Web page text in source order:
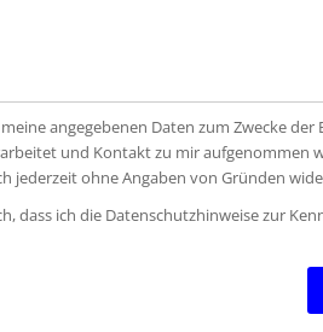
angegebenen Daten zum Zwecke der
und Kontakt zu mir aufgenommen
jederzeit ohne Angaben von Gründen
dass ich die Datenschutzhinweise zur